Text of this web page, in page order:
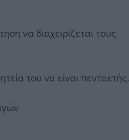
να διαχειρίζεται τους
του να είναι πενταετής.